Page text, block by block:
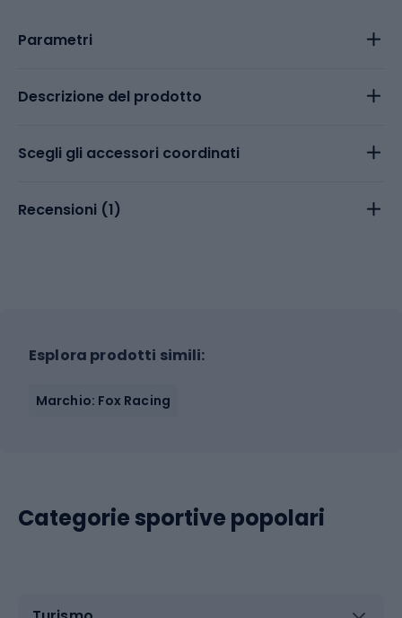
Parametri
Descrizione del prodotto
Scegli gli accessori coordinati
Recensioni (1)
Esplora prodotti simili:
Marchio: Fox Racing
Categorie sportive popolari